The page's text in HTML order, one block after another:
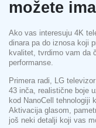
možete
Ako vas interesuju 4K
dinara pa do iznosa koji
kvalitet, tvrdimo vam da
performanse.
Primera radi, LG
43 inča, realistične boje
kod NanoCell tehnologiji
Aktivacija glasom,
još neki detalji koji vas